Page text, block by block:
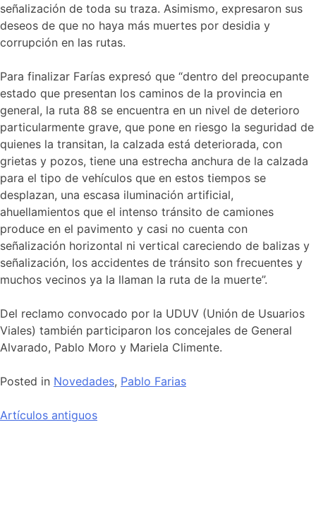
señalización de toda su traza. Asimismo, expresaron sus
deseos de que no haya más muertes por desidia y
corrupción en las rutas.
Para finalizar Farías expresó que “dentro del preocupante
estado que presentan los caminos de la provincia en
general, la ruta 88 se encuentra en un nivel de deterioro
particularmente grave, que pone en riesgo la seguridad de
quienes la transitan, la calzada está deteriorada, con
grietas y pozos, tiene una estrecha anchura de la calzada
para el tipo de vehículos que en estos tiempos se
desplazan, una escasa iluminación artificial,
ahuellamientos que el intenso tránsito de camiones
produce en el pavimento y casi no cuenta con
señalización horizontal ni vertical careciendo de balizas y
señalización, los accidentes de tránsito son frecuentes y
muchos vecinos ya la llaman la ruta de la muerte”.
Del reclamo convocado por la UDUV (Unión de Usuarios
Viales) también participaron los concejales de General
Alvarado, Pablo Moro y Mariela Climente.
Posted in Novedades, Pablo Farias
Artículos antiguos